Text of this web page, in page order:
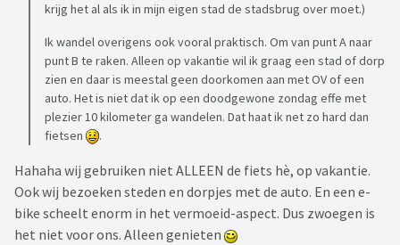
krijg het al als ik in mijn eigen stad de stadsbrug over moet.)
Ik wandel overigens ook vooral praktisch. Om van punt A naar
punt B te raken. Alleen op vakantie wil ik graag een stad of dorp
zien en daar is meestal geen doorkomen aan met OV of een
auto. Het is niet dat ik op een doodgewone zondag effe met
plezier 10 kilometer ga wandelen. Dat haat ik net zo hard dan
fietsen
.
Hahaha wij gebruiken niet ALLEEN de fiets hè, op vakantie.
Ook wij bezoeken steden en dorpjes met de auto. En een e-
bike scheelt enorm in het vermoeid-aspect. Dus zwoegen is
het niet voor ons. Alleen genieten